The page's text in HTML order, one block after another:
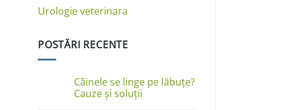
Urologie veterinara
POSTĂRI RECENTE
Câinele se linge pe lăbuțe?
Cauze și soluții